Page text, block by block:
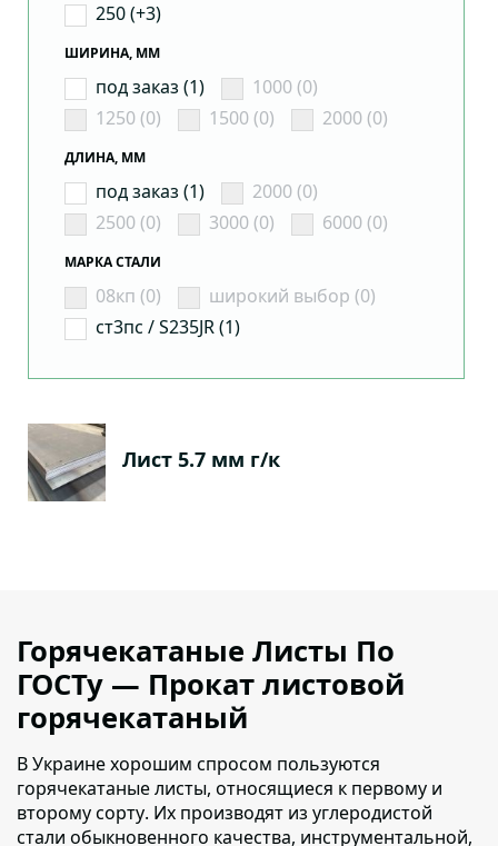
250 (+3)
ШИРИНА, ММ
под заказ (1)
1000 (0)
1250 (0)
1500 (0) 2000 (0)
ДЛИНА, ММ
под заказ (1)
2000 (0)
2500 (0)
3000 (0) 6000 (0)
МАРКА СТАЛИ
08кп (0)
широкий выбор (0)
ст3пс / S235JR (1)
Лист 5.7 мм г/к
Горячекатаные Листы По
ГОСТу — Прокат листовой
горячекатаный
В Украине хорошим спросом пользуются
горячекатаные листы, относящиеся к первому и
второму сорту. Их производят из углеродистой
стали обыкновенного качества, инструментальной,